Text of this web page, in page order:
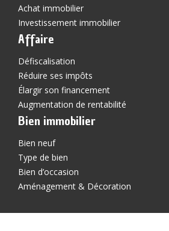
Achat immobilier
Investissement immobilier
Affaire
Défiscalisation
Réduire ses impôts
Élargir son financement
Augmentation de rentabilité
Bien immobilier
Bien neuf
Type de bien
Bien d’occasion
Aménagement & Décoration